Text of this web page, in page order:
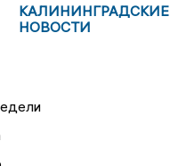
КАЛИНИНГРАДСКИЕ
НОВОСТИ